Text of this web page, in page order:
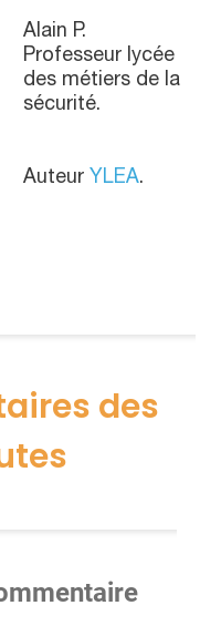
Alain P.
Professeur lycée
des métiers de la
sécurité.
Auteur YLEA.
des